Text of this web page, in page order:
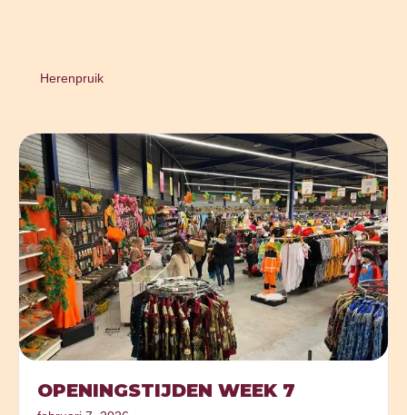
Herenpruik
OPENINGSTIJDEN WEEK 7